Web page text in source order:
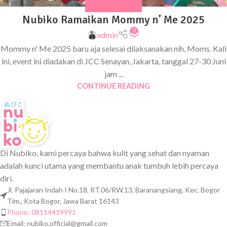
Nubiko Ramaikan Mommy n’ Me 2025
admin 0
Mommy n' Me 2025 baru aja selesai dilaksanakan nih, Moms. Kali
ini, event ini diadakan di JCC Senayan, Jakarta, tanggal 27-30 Juni
jam ...
CONTINUE READING
Di Nubiko, kami percaya bahwa kulit yang sehat dan nyaman
adalah kunci utama yang membantu anak tumbuh lebih percaya
diri.
Jl. Pajajaran Indah I No.18, RT.06/RW.13, Baranangsiang, Kec. Bogor
Tim., Kota Bogor, Jawa Barat 16143
Phone: 08114419991
Email: nubiko.official@gmail.com